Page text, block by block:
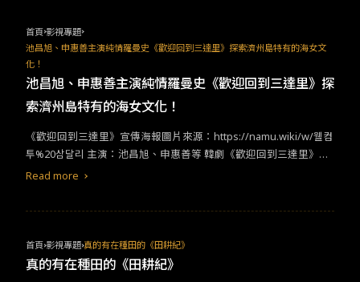
首頁 影視專題
池昌旭、申惠善主演純情羅曼史《歡迎回到三達里》探索濟州島特有的海女文
化！
池昌旭、申惠善主演純情羅曼史《歡迎回到三達里》探
索濟州島特有的海女文化！
《歡迎回到三達里》宣傳海報​​​圖片來源：​https://namu.wiki/w/웰컴
투%20삼달리 ​​主演：池昌旭、申惠善等​ ​​韓劇《歡迎回到三達里》的
導演過去拍攝過不少給人帶來溫暖的療癒愛情劇，《任意依戀》、
示，希望這部劇能給每天辛苦生活的人們短暫充電及喘息的時間，
也表示為了完美呈現濟州島令人心靈平靜的美景花了不少心思取
Read more
首頁 影視專題 真的有在種田的《田耕紀》
真的有在種田的《田耕紀》